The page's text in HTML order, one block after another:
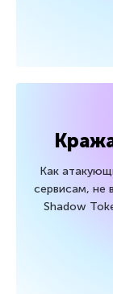
Как
сервисам, не
Shadow